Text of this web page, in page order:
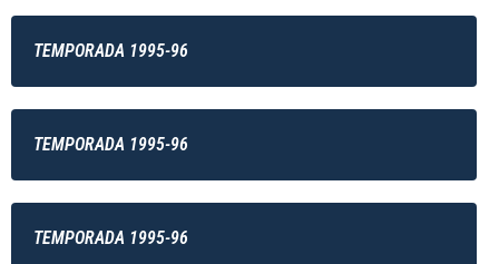
TEMPORADA 1995-96
TEMPORADA 1995-96
TEMPORADA 1995-96